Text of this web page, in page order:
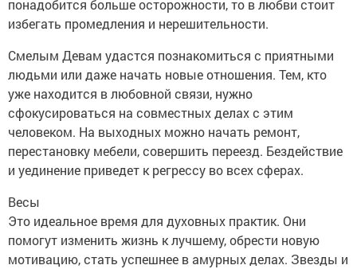
понадобится больше осторожности, то в любви стоит
избегать промедления и нерешительности.
Смелым Девам удастся познакомиться с приятными
людьми или даже начать новые отношения. Тем, кто
уже находится в любовной связи, нужно
сфокусироваться на совместных делах с этим
человеком. На выходных можно начать ремонт,
перестановку мебели, совершить переезд. Бездействие
и уединение приведет к регрессу во всех сферах.
Весы
Это идеальное время для духовных практик. Они
помогут изменить жизнь к лучшему, обрести новую
мотивацию, стать успешнее в амурных делах. Звезды и